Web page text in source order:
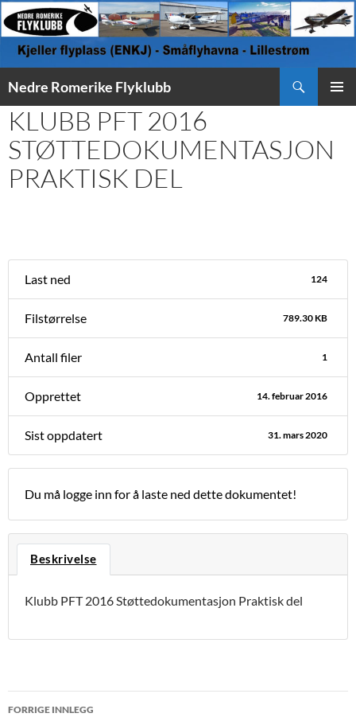
Nedre Romerike Flyklubb
TIL
INNHOLD
KLUBB PFT 2016
STØTTEDOKUMENTASJON
PRAKTISK DEL
Last ned 124
Filstørrelse 789.30 KB
Antall filer 1
Opprettet 14. februar 2016
Sist oppdatert 31. mars 2020
Du må logge inn for å laste ned dette dokumentet!
Beskrivelse
Klubb PFT 2016 Støttedokumentasjon Praktisk del
Innleggsnavigasjon
FORRIGE INNLEGG